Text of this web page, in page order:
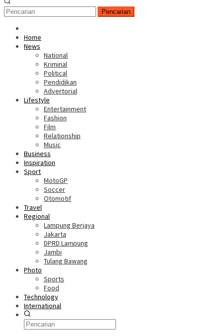
Pencarian
Home
News
National
Kriminal
Political
Pendidikan
Advertorial
Lifestyle
Entertainment
Fashion
Film
Relationship
Music
Business
Inspiration
Sport
MotoGP
Soccer
Otomotif
Travel
Regional
Lampung Berjaya
Jakarta
DPRD Lampung
Jambi
Tulang Bawang
Photo
Sports
Food
Technology
International